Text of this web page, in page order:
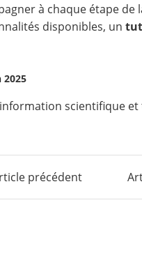
à chaque étape
disponibles, un
scientifique et
précédent